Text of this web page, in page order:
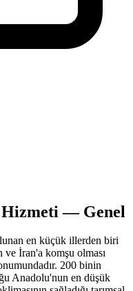
— Genel
en küçük illerden biri
ve İran'a komşu olması
200 binin
Anadolu'nun en düşük